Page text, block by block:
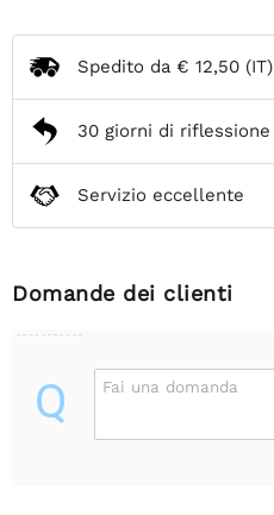
Spedito da € 12,50 (IT)
30 giorni di riflessione
Servizio eccellente
Domande dei clienti
Q Fai una domanda